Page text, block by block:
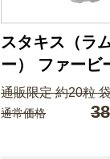
スタキス（ラ
ー） ファービ
通販限定 約20粒
通常価格